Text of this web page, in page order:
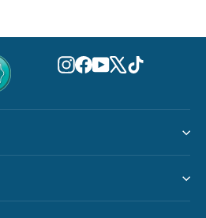
Instagram
Facebook
YouTube
X TikTok